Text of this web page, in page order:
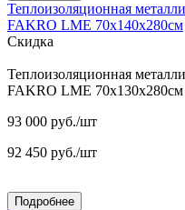
Теплоизоляционная
FAKRO LME 70х140х280см
Скидка
Теплоизоляционная
FAKRO LME 70х130х280см
93 000 руб./шт
92 450 руб./шт
Подробнее